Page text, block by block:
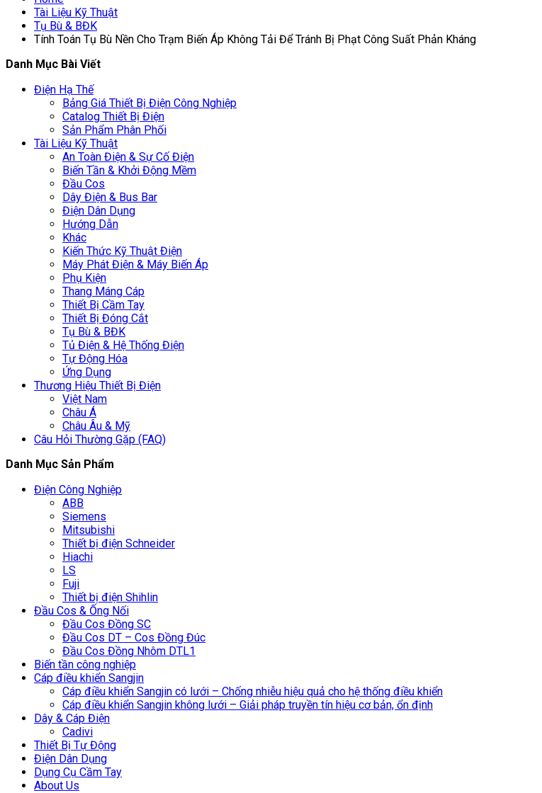
Tài Liệu Kỹ Thuật
Tụ Bù & BĐK
Tính Toán Tụ Bù Nền Cho Trạm Biến Áp Không Tải Để Tránh Bị Phạt Công Suất Phản Kháng
Danh Mục Bài Viết
Điện Hạ Thế
Bảng Giá Thiết Bị Điện Công Nghiệp
Catalog Thiết Bị Điện
Sản Phẩm Phân Phối
Tài Liệu Kỹ Thuật
An Toàn Điện & Sự Cố Điện
Biến Tần & Khởi Động Mềm
Đầu Cos
Dây Điện & Bus Bar
Điện Dân Dụng
Hướng Dẫn
Khác
Kiến Thức Kỹ Thuật Điện
Máy Phát Điện & Máy Biến Áp
Phụ Kiện
Thang Máng Cáp
Thiết Bị Cầm Tay
Thiết Bị Đóng Cắt
Tụ Bù & BĐK
Tủ Điện & Hệ Thống Điện
Tự Động Hóa
Ứng Dụng
Thương Hiệu Thiết Bị Điện
Việt Nam
Châu Á
Châu Âu & Mỹ
Câu Hỏi Thường Gặp (FAQ)
Danh Mục Sản Phẩm
Điện Công Nghiệp
ABB
Siemens
Mitsubishi
Thiết bị điện Schneider
Hiachi
LS
Fuji
Thiết bị điện Shihlin
Đầu Cos & Ống Nối
Đầu Cos Đồng SC
Đầu Cos DT – Cos Đồng Đúc
Đầu Cos Đồng Nhôm DTL1
Biến tần công nghiệp
Cáp điều khiển Sangjin
Cáp điều khiển Sangjin có lưới – Chống nhiễu hiệu quả cho hệ thống điều khiển
Cáp điều khiển Sangjin không lưới – Giải pháp truyền tín hiệu cơ bản, ổn định
Dây & Cáp Điện
Cadivi
Thiết Bị Tự Động
Điện Dân Dụng
Dụng Cụ Cầm Tay
About Us